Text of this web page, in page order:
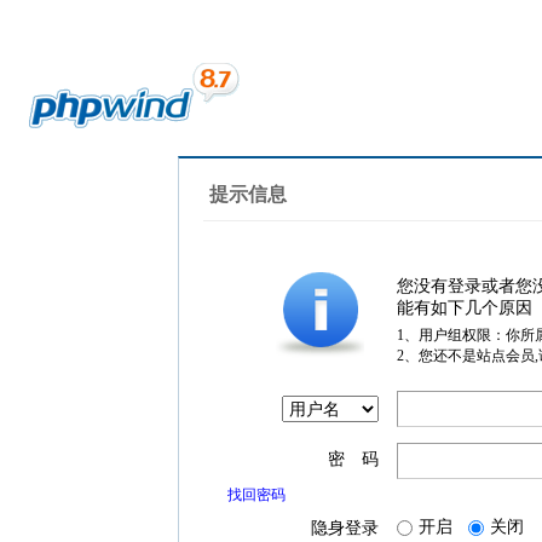
提示信息
您没有登录或者您
能有如下几个原因
1、用户组权限：你所
2、您还不是站点会员
密 码
找回密码
隐身登录 开启 关闭